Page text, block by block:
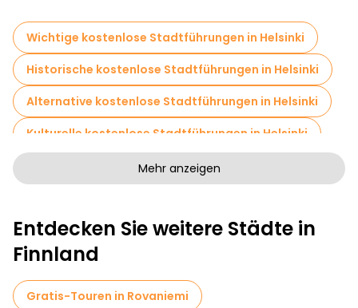
Wichtige kostenlose Stadtführungen in Helsinki
Historische kostenlose Stadtführungen in Helsinki
Alternative kostenlose Stadtführungen in Helsinki
Kulturelle kostenlose Stadtführungen in Helsinki
Kunstfreie Stadtführungen in Helsinki
Selbstgeführte Touren in Helsinki
Kreuzfahrten in Helsinki
Kostenlose Altstadtbesichtigung in Helsinki
Mehr anzeigen
Entdecken Sie weitere Städte in
Finnland
Gratis-Touren in Rovaniemi